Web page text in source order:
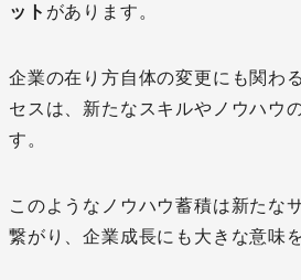
ット があります。
企業の在り方自体の変更にも関わ
セスは、新たなスキルやノウハウ
す。
このようなノウハウ蓄積は新たな
繋がり、企業成長にも大きな意味